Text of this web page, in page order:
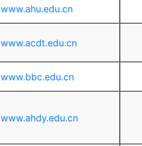
www.ahu.edu.cn
www.acdt.edu.cn
www.bbc.edu.cn
www.ahdy.edu.cn